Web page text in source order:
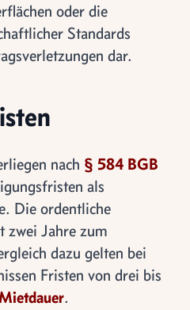
oder die
Standards
dar.
nach § 584 BGB
als
Die ordentliche
zwei Jahre zum
dazu gelten bei
Fristen von drei bis
.